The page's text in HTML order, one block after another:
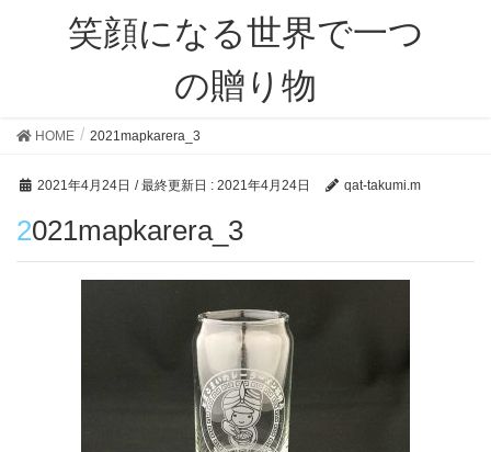
笑顔になる世界で一つ
の贈り物
HOME 2021mapkarera_3
2021年4月24日 / 最終更新日 : 2021年4月24日 qat-takumi.m
2021mapkarera_3